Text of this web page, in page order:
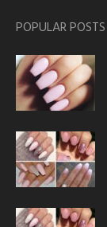
POPULAR POSTS